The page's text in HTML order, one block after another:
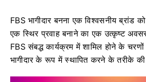
FBS भागीदार बनना एक विश्वसनीय ब्रांड
एक स्थिर प्रवाह बनाने का एक उत्कृष्ट अवसर
FBS संबद्ध कार्यक्रम में शामिल होने के
भागीदार के रूप में स्थापित करने के तरीके